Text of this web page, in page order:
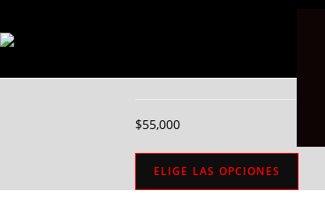
$55,000
ELIGE LAS OPCIONES